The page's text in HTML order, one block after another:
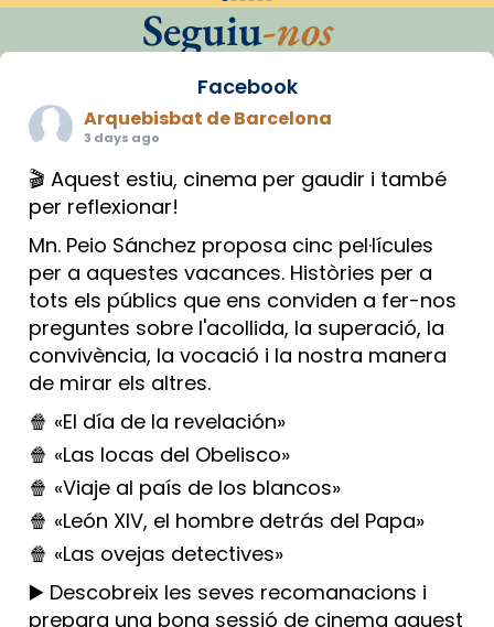
Seguiu-nos
Facebook
Arquebisbat de Barcelona
3 days ago
🎬 Aquest estiu, cinema per gaudir i també
per reflexionar!
Mn. Peio Sánchez proposa cinc pel·lícules
per a aquestes vacances. Històries per a
tots els públics que ens conviden a fer-nos
preguntes sobre l'acollida, la superació, la
convivència, la vocació i la nostra manera
de mirar els altres.
🍿 «El día de la revelación»
🍿 «Las locas del Obelisco»
🍿 «Viaje al país de los blancos»
🍿 «León XIV, el hombre detrás del Papa»
🍿 «Las ovejas detectives»
▶️ Descobreix les seves recomanacions i
prepara una bona sessió de cinema aquest